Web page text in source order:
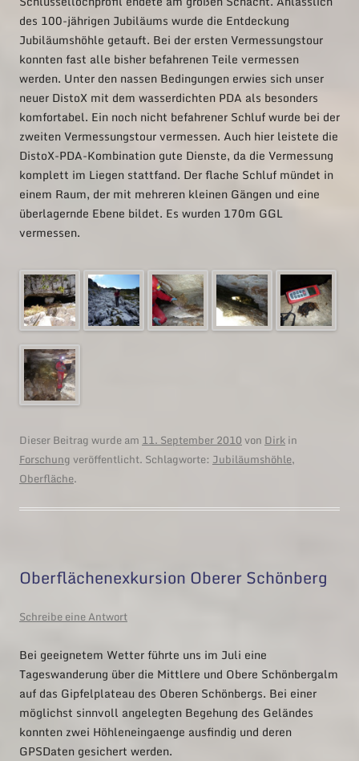
des 100-jährigen Jubiläums wurde die Entdeckung
Jubiläumshöhle getauft. Bei der ersten Vermessungstour
konnten fast alle bisher befahrenen Teile vermessen
werden. Unter den nassen Bedingungen erwies sich unser
neuer DistoX mit dem wasserdichten PDA als besonders
komfortabel. Ein noch nicht befahrener Schluf wurde bei der
zweiten Vermessungstour vermessen. Auch hier leistete die
DistoX-PDA-Kombination gute Dienste, da die Vermessung
komplett im Liegen stattfand. Der flache Schluf mündet in
einem Raum, der mit mehreren kleinen Gängen und eine
überlagernde Ebene bildet. Es wurden 170m GGL
vermessen.
Dieser Beitrag wurde am 11. September 2010von Dirkin
Forschungveröffentlicht. Schlagworte: Jubiläumshöhle,
Oberfläche.
Oberflächenexkursion Oberer Schönberg
Schreibe eine Antwort
Bei geeignetem Wetter führte uns im Juli eine
Tageswanderung über die Mittlere und Obere Schönbergalm
auf das Gipfelplateau des Oberen Schönbergs. Bei einer
möglichst sinnvoll angelegten Begehung des Geländes
konnten zwei Höhleneingaenge ausfindig und deren
GPSDaten gesichert werden.